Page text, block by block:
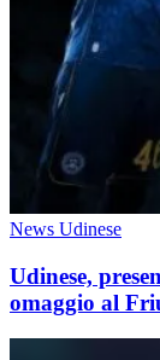
News Udinese
Udinese,
omaggio al